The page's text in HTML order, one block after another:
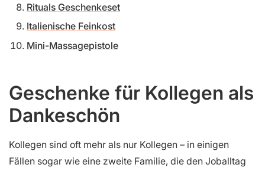
Rituals Geschenkeset
Italienische Feinkost
Mini-Massagepistole
Geschenke für Kollegen als
Dankeschön
Kollegen sind oft mehr als nur Kollegen – in einigen
Fällen sogar wie eine zweite Familie, die den Joballtag